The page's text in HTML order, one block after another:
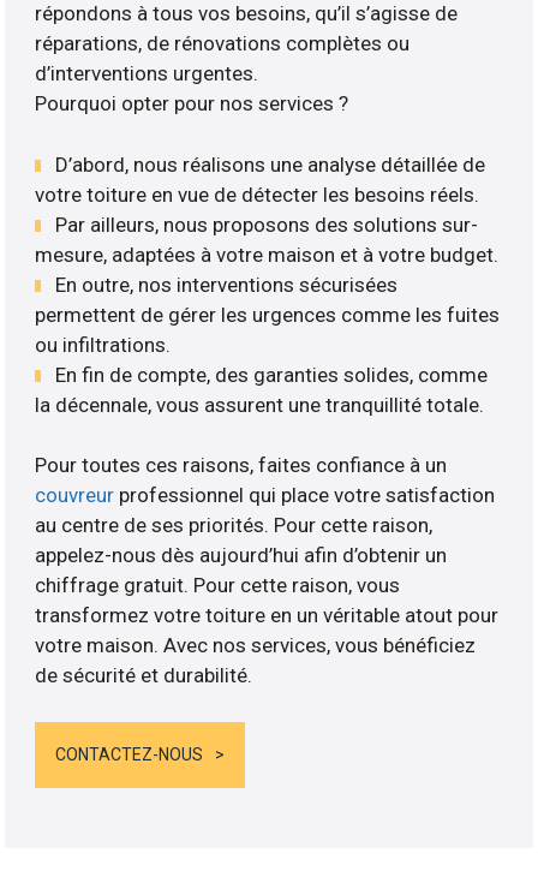
répondons à tous vos besoins, qu’il s’agisse de
réparations, de rénovations complètes ou
d’interventions urgentes.
Pourquoi opter pour nos services ?
D’abord, nous réalisons une analyse détaillée de
votre toiture en vue de détecter les besoins réels.
Par ailleurs, nous proposons des solutions sur-
mesure, adaptées à votre maison et à votre budget.
En outre, nos interventions sécurisées
permettent de gérer les urgences comme les fuites
ou infiltrations.
En fin de compte, des garanties solides, comme
la décennale, vous assurent une tranquillité totale.
Pour toutes ces raisons, faites confiance à un
couvreur professionnel qui place votre satisfaction
au centre de ses priorités. Pour cette raison,
appelez-nous dès aujourd’hui afin d’obtenir un
chiffrage gratuit. Pour cette raison, vous
transformez votre toiture en un véritable atout pour
votre maison. Avec nos services, vous bénéficiez
de sécurité et durabilité.
CONTACTEZ-NOUS